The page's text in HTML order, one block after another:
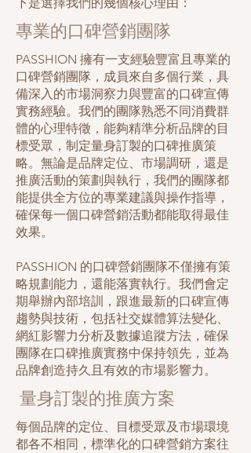
專業的口碑營銷團隊
PASSHION 擁有一支經驗豐富且專業的
口碑營銷團隊，成員來自多個行業，具
備深入的市場洞察力與豐富的口碑宣傳
實務經驗。我們的團隊熟悉不同消費群
體的心理特徵，能夠精準分析品牌的目
標受眾，制定量身訂製的口碑推廣策
略。無論是品牌定位、市場調研，還是
推廣活動的策劃與執行，我們的團隊都
能提供全方位的專業建議與操作指導，
確保每一個口碑營銷活動都能取得最佳
效果。
PASSHION 的口碑營銷團隊不僅擁有策
略規劃能力，還能落實執行。我們會定
期舉辦內部培訓，跟進最新的口碑宣傳
趨勢與技術，包括社交媒體算法變化、
網紅影響力分析及數據追蹤方法，確保
團隊在口碑推廣實務中保持領先，並為
品牌創造持久且有效的市場影響力。
量身訂製的推廣方案
每個品牌的定位、目標受眾及市場環境
都各不相同，標準化的口碑營銷方案往